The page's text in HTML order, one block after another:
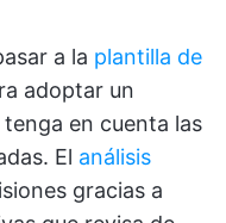
a la plantilla de
adoptar un
en cuenta las
El análisis
gracias a